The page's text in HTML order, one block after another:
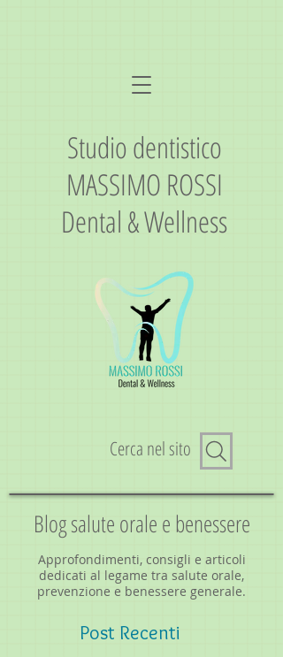
Studio dentistico
MASSIMO ROSSI
Dental & Wellness
Cerca nel sito
Blog salute orale e benessere
Approfondimenti, consigli e articoli
dedicati al legame tra salute orale,
prevenzione e benessere generale.
Post Recenti